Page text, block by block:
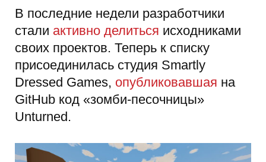
В последние недели разработчики
стали активно делиться исходниками
своих проектов. Теперь к списку
присоединилась студия Smartly
Dressed Games, опубликовавшая на
GitHub код «зомби-песочницы»
Unturned.